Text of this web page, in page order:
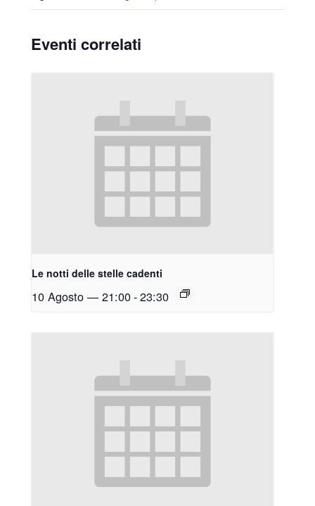
Eventi correlati
Le notti delle stelle cadenti
10 Agosto — 21:00-23:30